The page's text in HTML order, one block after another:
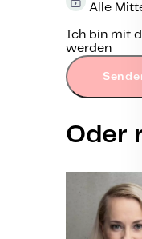
Alle
Ich bin mit
werden
Oder